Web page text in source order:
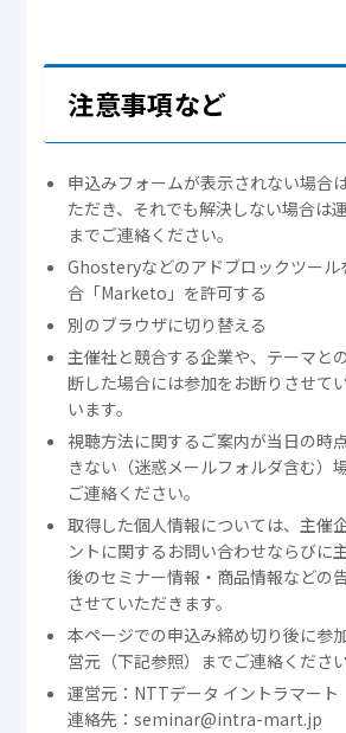
注意事項など
申込みフォームが表示されない場合
ただき、それでも解決しない場合は
までご連絡ください。
Ghosteryなどのアドブロックツール
合「Marketo」を許可する
別のブラウザに切り替える
主催社と競合する企業や、テーマと
断した場合には参加をお断りさせて
います。
視聴方法に関するご案内が当日の時
きない（迷惑メールフォルダ含む）
ご連絡ください。
取得した個人情報については、主催
ントに関するお問い合わせならびに
後のセミナー情報・商品情報などの
させていただきます。
本ページでの申込み締め切り後に参
営元（下記参照）までご連絡ください
運営元：NTTデータ イントラマート
連絡先：seminar@intra-mart.jp